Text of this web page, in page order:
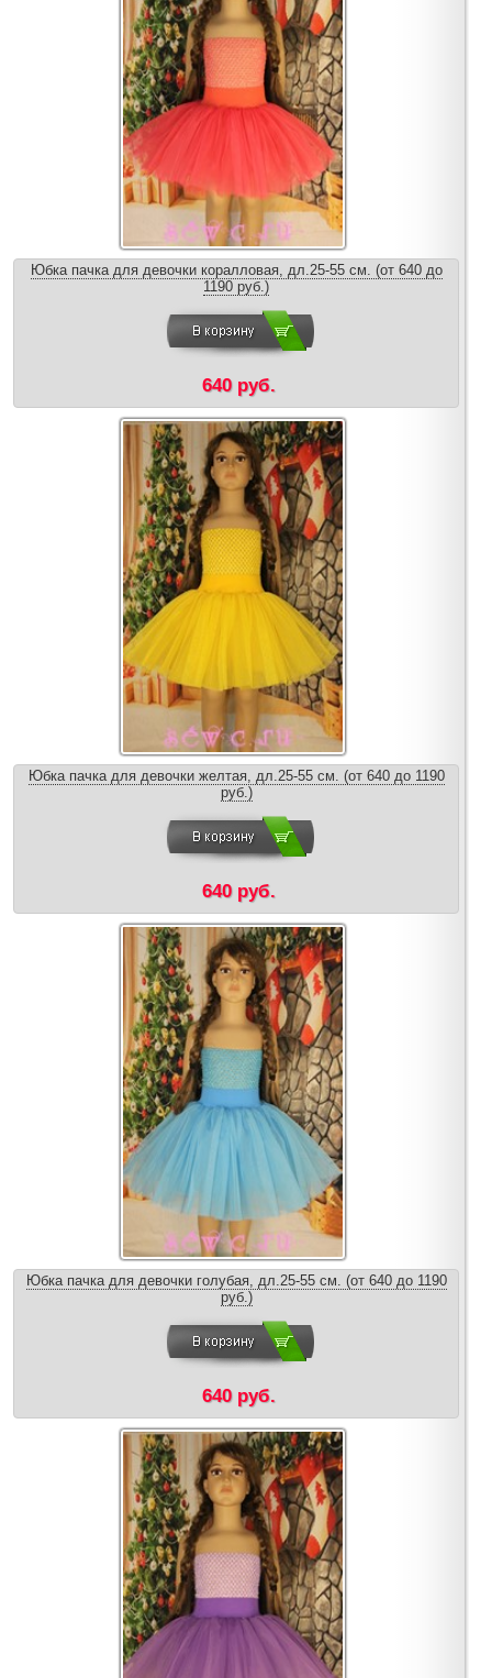
Юбка пачка для девочки коралловая, дл.25-55 см. (от 640 до
1190 руб.)
640 руб.
Юбка пачка для девочки желтая, дл.25-55 см. (от 640 до 1190
руб.)
640 руб.
Юбка пачка для девочки голубая, дл.25-55 см. (от 640 до 1190
руб.)
640 руб.